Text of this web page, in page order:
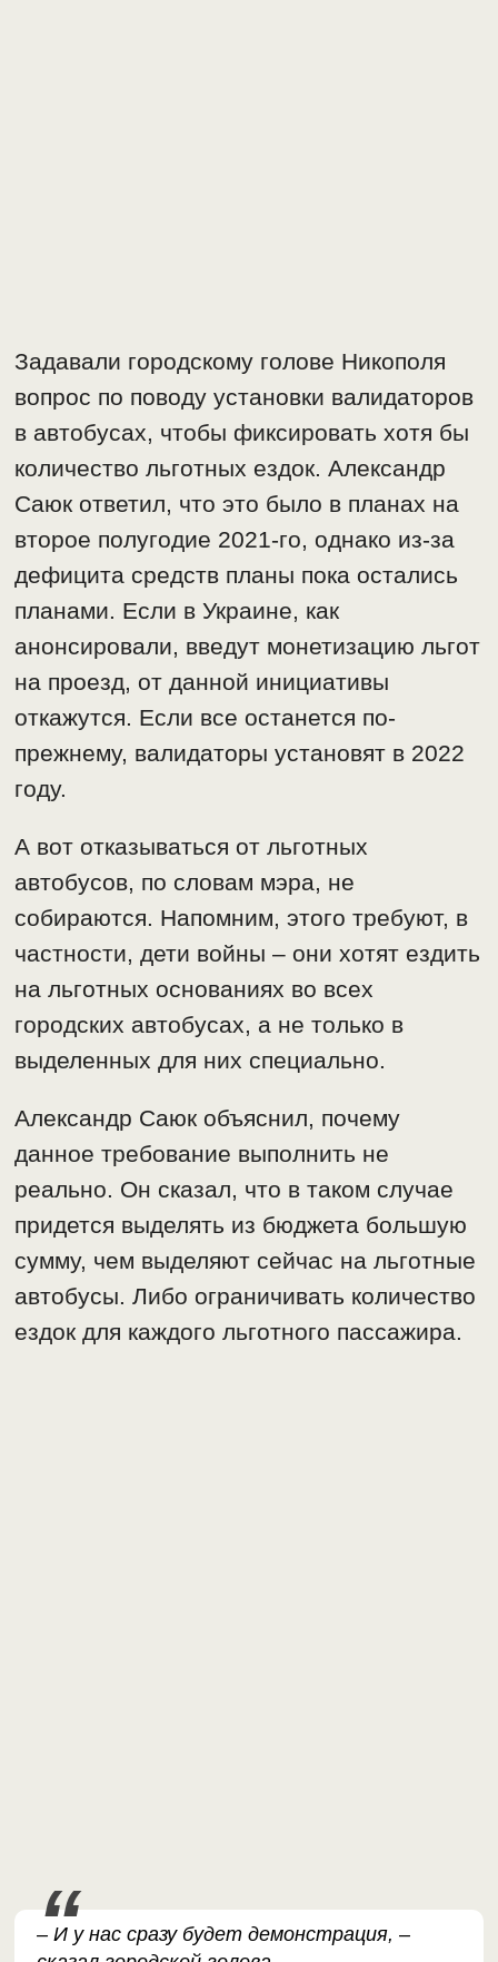
Задавали городскому голове Никополя
вопрос по поводу установки валидаторов
в автобусах, чтобы фиксировать хотя бы
количество льготных ездок. Александр
Саюк ответил, что это было в планах на
второе полугодие 2021-го, однако из-за
дефицита средств планы пока остались
планами. Если в Украине, как
анонсировали, введут монетизацию льгот
на проезд, от данной инициативы
откажутся. Если все останется по-
прежнему, валидаторы установят в 2022
году.
А вот отказываться от льготных
автобусов, по словам мэра, не
собираются. Напомним, этого требуют, в
частности, дети войны – они хотят ездить
на льготных основаниях во всех
городских автобусах, а не только в
выделенных для них специально.
Александр Саюк объяснил, почему
данное требование выполнить не
реально. Он сказал, что в таком случае
придется выделять из бюджета большую
сумму, чем выделяют сейчас на льготные
автобусы. Либо ограничивать количество
ездок для каждого льготного пассажира.
– И у нас сразу будет демонстрация, –